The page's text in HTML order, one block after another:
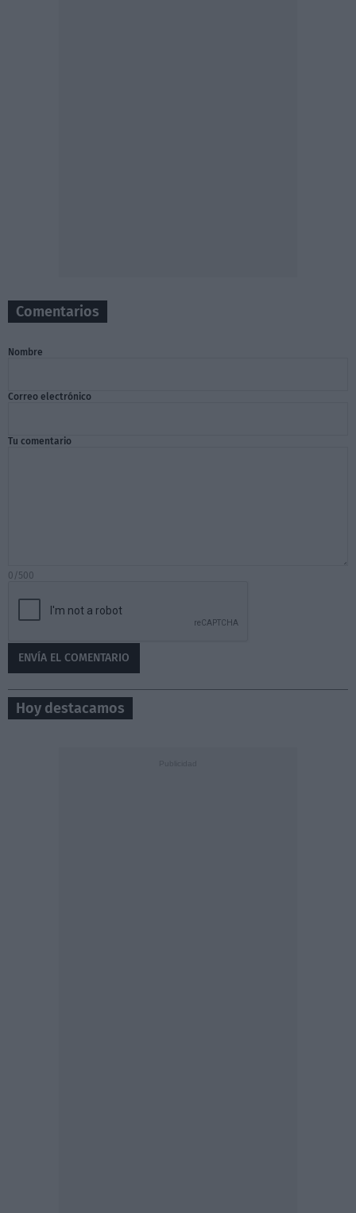
Comentarios
Nombre
Correo electrónico
Tu comentario
0/500
Hoy destacamos